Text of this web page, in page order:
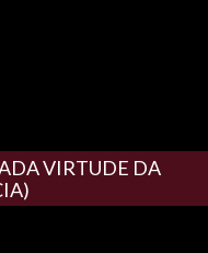
VIRTUDE DA